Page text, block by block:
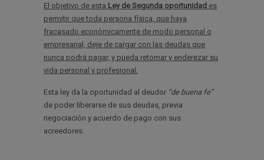
El objetivo de esta Ley de Segunda oportunidad es
permitir que toda persona física, que haya
fracasado económicamente de modo personal o
empresarial, deje de cargar con las deudas que
nunca podrá pagar, y pueda retomar y enderezar su
vida personal y profesional.
Esta ley da la oportunidad al deudor “de buena fe”
de poder liberarse de sus deudas, previa
negociación y acuerdo de pago con sus
acreedores.